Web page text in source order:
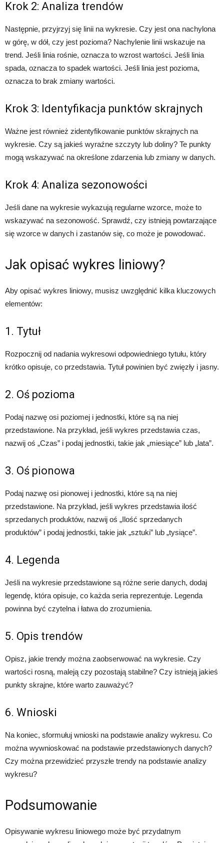
Krok 2: Analiza trendów
Następnie, przyjrzyj się linii na wykresie. Czy jest ona nachylona
w górę, w dół, czy jest pozioma? Nachylenie linii wskazuje na
trend. Jeśli linia rośnie, oznacza to wzrost wartości. Jeśli linia
spada, oznacza to spadek wartości. Jeśli linia jest pozioma,
oznacza to brak zmiany wartości.
Krok 3: Identyfikacja punktów skrajnych
Ważne jest również zidentyfikowanie punktów skrajnych na
wykresie. Czy są jakieś wyraźne szczyty lub doliny? Te punkty
mogą wskazywać na określone zdarzenia lub zmiany w danych.
Krok 4: Analiza sezonowości
Jeśli dane na wykresie wykazują regularne wzorce, może to
wskazywać na sezonowość. Sprawdź, czy istnieją powtarzające
się wzorce w danych i zastanów się, co może je powodować.
Jak opisać wykres liniowy?
Aby opisać wykres liniowy, musisz uwzględnić kilka kluczowych
elementów:
1. Tytuł
Rozpocznij od nadania wykresowi odpowiedniego tytułu, który
krótko opisuje, co przedstawia. Tytuł powinien być zwięzły i jasny.
2. Oś pozioma
Podaj nazwę osi poziomej i jednostki, które są na niej
przedstawione. Na przykład, jeśli wykres przedstawia czas,
nazwij oś „Czas” i podaj jednostki, takie jak „miesiące” lub „lata”.
3. Oś pionowa
Podaj nazwę osi pionowej i jednostki, które są na niej
przedstawione. Na przykład, jeśli wykres przedstawia ilość
sprzedanych produktów, nazwij oś „Ilość sprzedanych
produktów” i podaj jednostki, takie jak „sztuki” lub „tysiące”.
4. Legenda
Jeśli na wykresie przedstawione są różne serie danych, dodaj
legendę, która opisuje, co każda seria reprezentuje. Legenda
powinna być czytelna i łatwa do zrozumienia.
5. Opis trendów
Opisz, jakie trendy można zaobserwować na wykresie. Czy
wartości rosną, maleją czy pozostają stabilne? Czy istnieją jakieś
punkty skrajne, które warto zauważyć?
6. Wnioski
Na koniec, sformułuj wnioski na podstawie analizy wykresu. Co
można wywnioskować na podstawie przedstawionych danych?
Czy można przewidzieć przyszłe trendy na podstawie analizy
wykresu?
Podsumowanie
Opisywanie wykresu liniowego może być przydatnym